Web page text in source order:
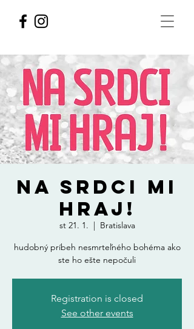
NA SRDCI MI
HRAJ!
st 21. 1.
  |
Bratislava
hudobný príbeh nesmrteľného bohéma ako
ste ho ešte nepočuli
Registration is closed
See other events